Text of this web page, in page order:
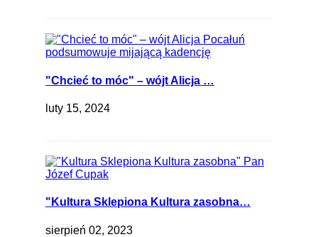
"Chcieć to móc" – wójt Alicja …
luty 15, 2024
"Kultura Sklepiona Kultura zasobna…
sierpień 02, 2023